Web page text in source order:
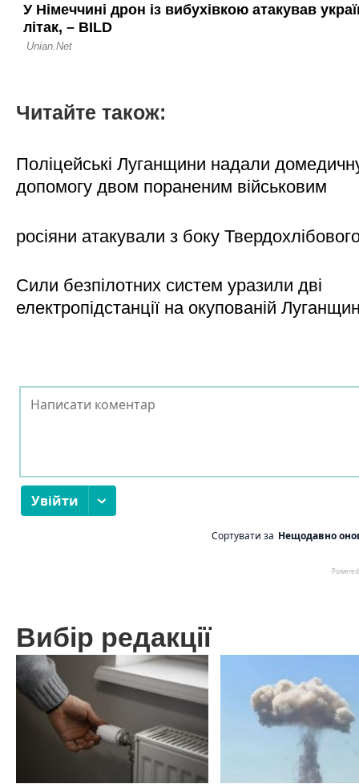
Читайте також:
Поліцейські Луганщини надали
допомогу двом пораненим військовим
росіяни атакували з боку
Сили безпілотних систем уразили дві
електропідстанції на окупованій
Вибір редакції